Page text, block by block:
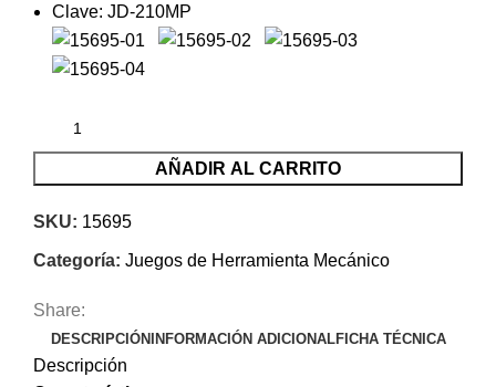
Clave: JD-210MP
AÑADIR AL CARRITO
SKU: 15695
Categoría: Juegos de Herramienta Mecánico
Share:
DESCRIPCIÓN INFORMACIÓN ADICIONALFICHA TÉCNICA
Descripción